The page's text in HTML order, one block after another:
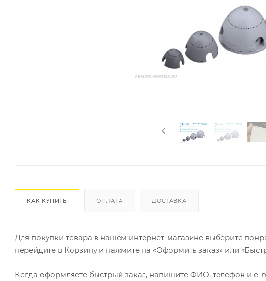
КАК КУПИТЬ ОПЛАТА ДОСТАВКА
Для покупки товара в нашем интернет-магазине выберите
перейдите в Корзину и нажмите на «Оформить заказ» или
Когда оформляете быстрый заказ, напишите ФИО, телефон и e-